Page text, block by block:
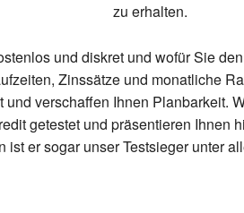
zu erhalten.
und diskret und wofür Sie
Zinssätze und monatliche
und verschaffen Ihnen Planbarkeit.
getestet und präsentieren Ihnen
ist er sogar unser Testsieger unter